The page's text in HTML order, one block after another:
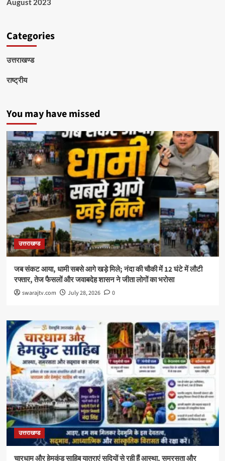
August 2023
Categories
उत्तराखण्ड
राष्ट्रीय
You may have missed
उत्तराखण्ड
जब संकट आया, धामी सबसे आगे खड़े मिले; नंदा की चौकी में 12 घंटे में लौटी
रफ्तार, तेज फैसलों और जवाबदेह शासन ने जीता लोगों का भरोसा
swarajtv.com July 28, 2026 0
उत्तराखण्ड
चारधाम और हेमकुंड साहिब यात्राएं सदियों से रही हैं आस्था, समरसता और